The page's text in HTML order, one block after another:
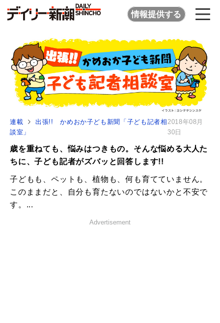
情報提供する
連載
出張!! かめおか子ども新聞「子ども記者相
談室」
2018年08月
30日
歳を重ねても、悩みはつきもの。そんな悩める大人た
ちに、子ども記者がズバッと回答します!!
子どもも、ペットも、植物も、何も育てていません。
このままだと、自分も育たないのではないかと不安で
す。...
Advertisement